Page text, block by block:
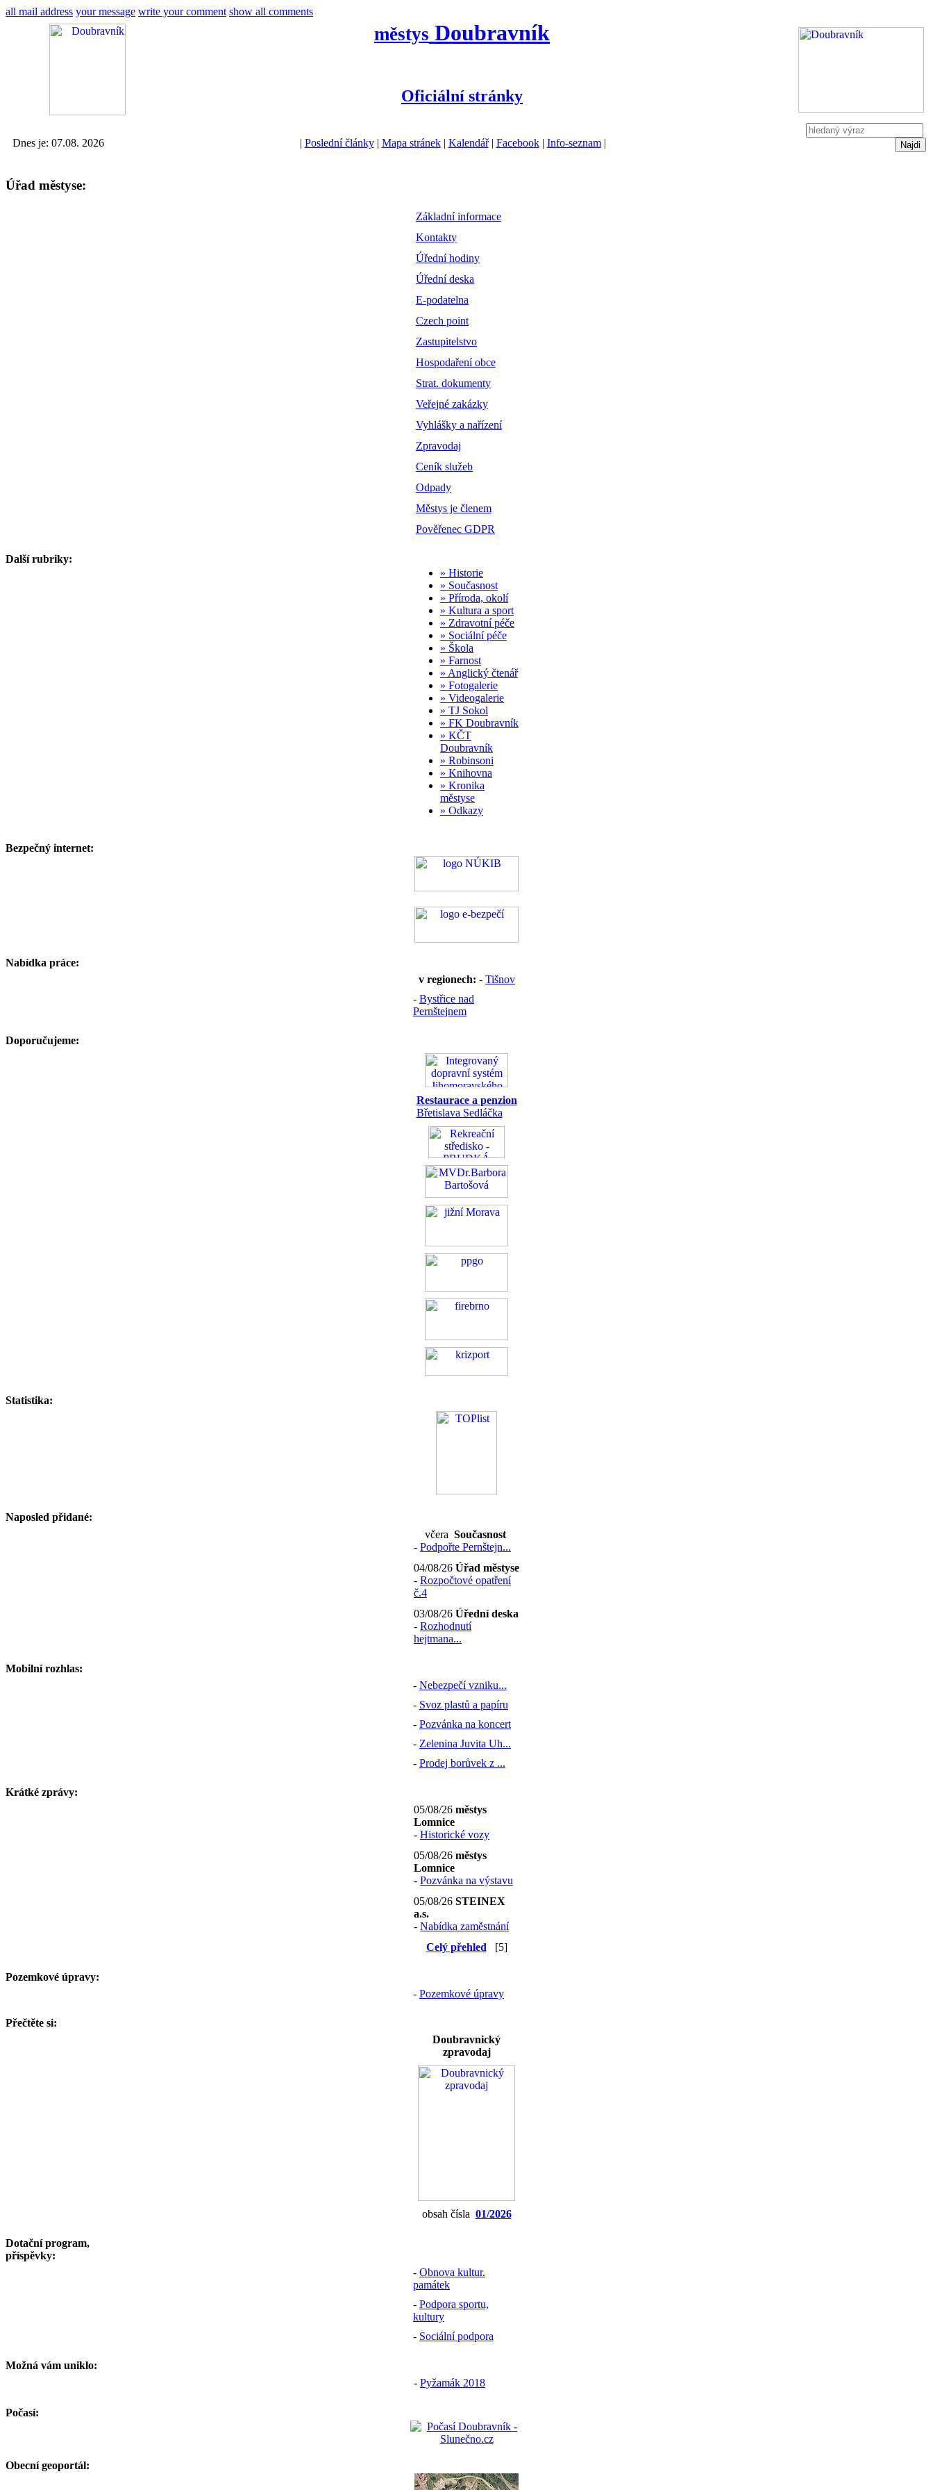
all mail address your message write your comment show all comments
městys Doubravník
Oficiální stránky
Dnes je: 07.08. 2026 | Poslední články| Mapa stránek| Kalendář| Facebook| Info-seznam|
Úřad městyse:
Základní informace
Kontakty
Úřední hodiny
Úřední deska
E-podatelna
Czech point
Zastupitelstvo
Hospodaření obce
Strat. dokumenty
Veřejné zakázky
Vyhlášky a nařízení
Zpravodaj
Ceník služeb
Odpady
Městys je členem
Pověřenec GDPR
Další rubriky:
» Historie
» Současnost
» Příroda, okolí
» Kultura a sport
» Zdravotní péče
» Sociální péče
» Škola
» Farnost
» Anglický čtenář
» Fotogalerie
» Videogalerie
» TJ Sokol
» FK Doubravník
» KČT
Doubravník
» Robinsoni
» Knihovna
» Kronika
městyse
» Odkazy
Bezpečný internet:
Nabídka práce:
v regionech: - Tišnov
- Bystřice nad
Pernštejnem
Doporučujeme:
Restaurace a penzion
Břetislava Sedláčka
Statistika:
Naposled přidané:
včera Současnost
- Podpořte Pernštejn...
04/08/26 Úřad městyse
- Rozpočtové opatření
č.4
03/08/26 Úřední deska
- Rozhodnutí
hejtmana...
Mobilní rozhlas:
- Nebezpečí vzniku...
- Svoz plastů a papíru
- Pozvánka na koncert
- Zelenina Juvita Uh...
- Prodej borůvek z ...
Krátké zprávy:
05/08/26 městys
Lomnice
- Historické vozy
05/08/26 městys
Lomnice
- Pozvánka na výstavu
05/08/26 STEINEX
a.s.
- Nabídka zaměstnání
Celý přehled[5]
Pozemkové úpravy:
- Pozemkové úpravy
Přečtěte si:
Doubravnický
zpravodaj
obsah čísla 01/2026
Dotační program,
příspěvky:
- Obnova kultur.
památek
- Podpora sportu,
kultury
- Sociální podpora
Možná vám uniklo:
- Pyžamák 2018
Počasí:
Obecní geoportál: